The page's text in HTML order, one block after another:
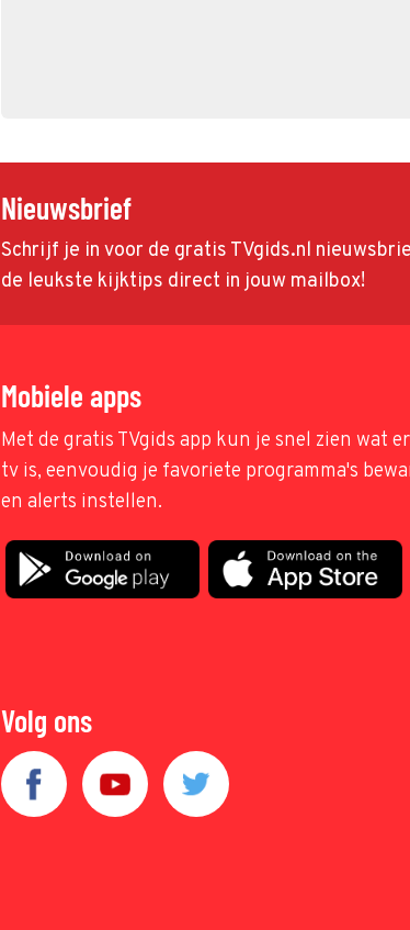
Nieuwsbrief
Schrijf je in voor de gratis TVgids.nl
de leukste kijktips direct in jouw mailbox!
Mobiele apps
Met de gratis TVgids app kun je snel zien wat
tv is, eenvoudig je favoriete programma's
en alerts instellen.
Volg ons